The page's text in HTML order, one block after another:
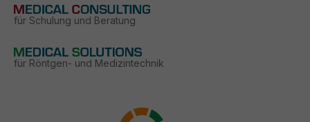
für Schulung und Beratung
für Röntgen- und Medizintechnik